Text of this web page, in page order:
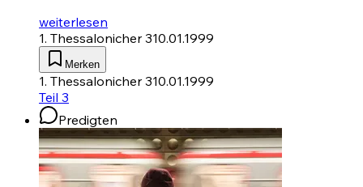
weiterlesen
1. Thessalonicher 310.01.1999
Merken
1. Thessalonicher 310.01.1999
Teil 3
Predigten